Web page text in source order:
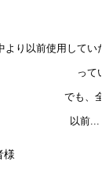
ましたが少し違